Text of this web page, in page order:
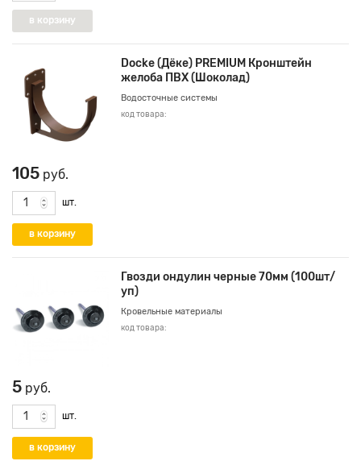
Docke (Дёке) PREMIUM Кронштейн
желоба ПВХ (Шоколад)
Водосточные системы
код товара:
105 руб.
шт.
Гвозди ондулин черные 70мм (100шт/
уп)
Кровельные материалы
код товара:
5 руб.
шт.